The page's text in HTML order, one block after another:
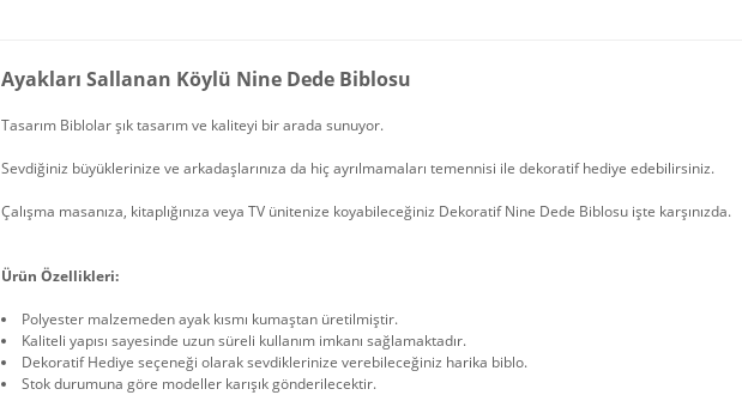
Ayakları Sallanan Köylü Nine Dede Biblosu
Tasarım Biblolar şık tasarım ve kaliteyi bir arada sunuyor.
Sevdiğiniz büyüklerinize ve arkadaşlarınıza da hiç ayrılmamaları temennisi ile dekoratif hediye edebilirsiniz.
Çalışma masanıza, kitaplığınıza veya TV ünitenize koyabileceğiniz Dekoratif Nine Dede Biblosu işte karşınızda.
Ürün Özellikleri:
Polyester malzemeden ayak kısmı kumaştan üretilmiştir.
Kaliteli yapısı sayesinde uzun süreli kullanım imkanı sağlamaktadır.
Dekoratif Hediye seçeneği olarak sevdiklerinize verebileceğiniz harika biblo.
Stok durumuna göre modeller karışık gönderilecektir.